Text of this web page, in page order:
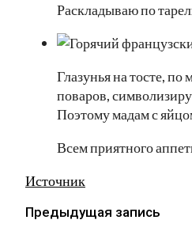
Раскладываю по
Глазунья на тосте,
поваров,
Поэтому мадам с
Всем приятного
Источник
Предыдущая запись